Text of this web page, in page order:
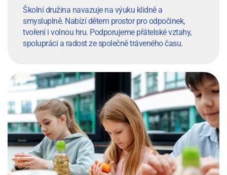
Školní družina navazuje na výuku klidně a
smysluplně. Nabízí dětem prostor pro odpočinek,
tvoření i volnou hru. Podporujeme přátelské vztahy,
spolupráci a radost ze společně tráveného času.